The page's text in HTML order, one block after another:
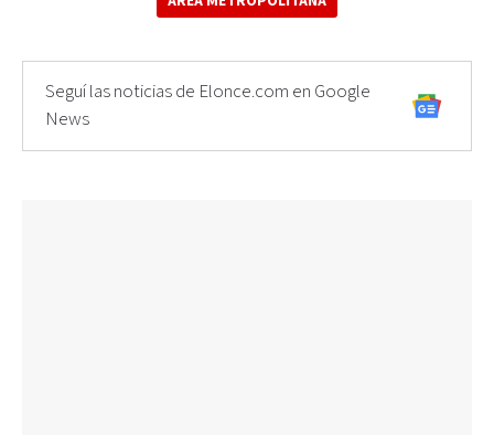
Seguí las noticias de Elonce.com en Google
News